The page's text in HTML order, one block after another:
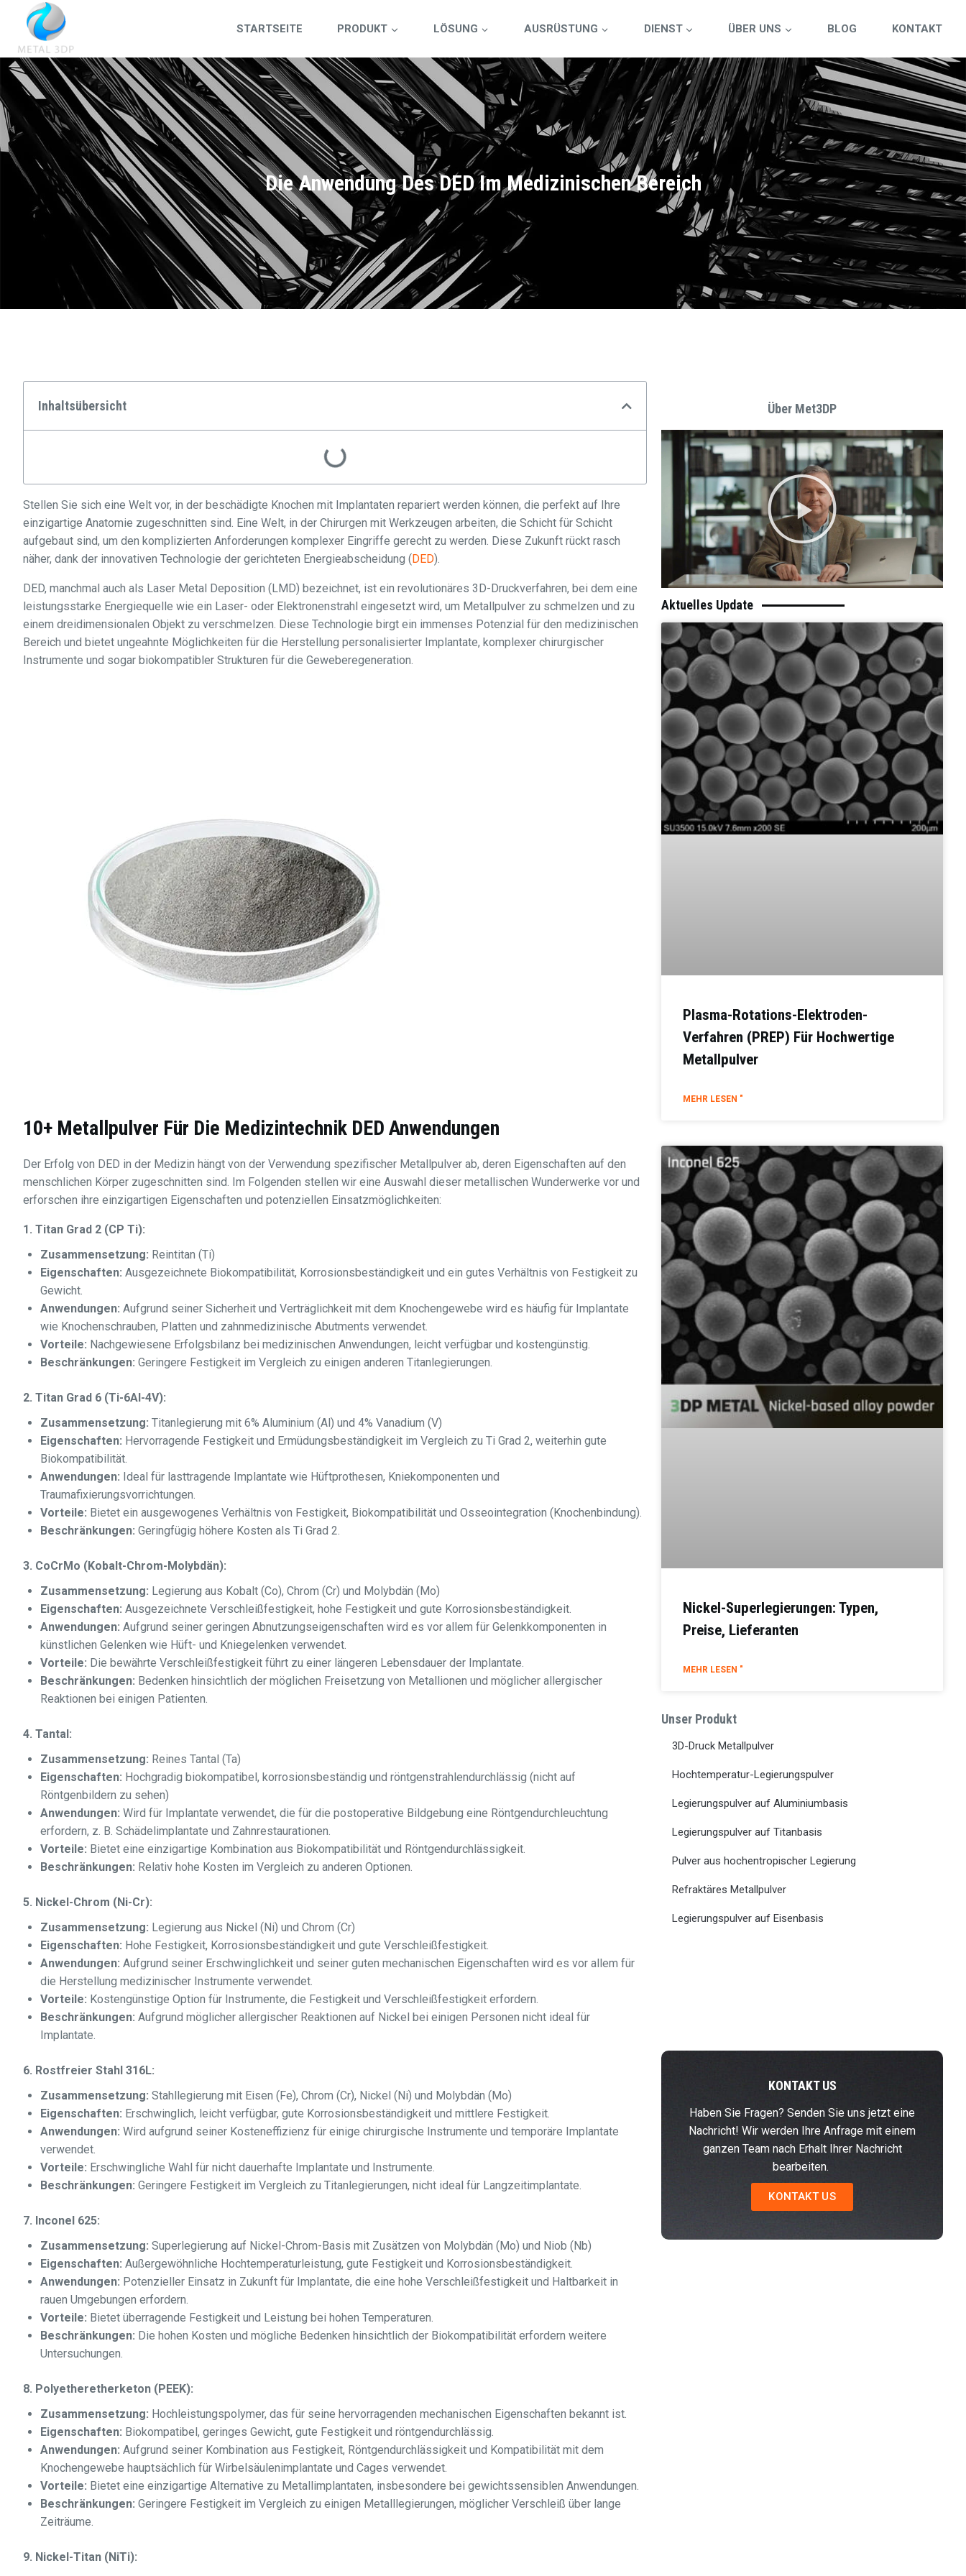
STARTSEITE PRODUKT LÖSUNG AUSRÜSTUNG DIENST ÜBER UNS BLOG KONTAKT
Die Anwendung Des DED Im Medizinischen Bereich
Inhaltsübersicht
Stellen Sie sich eine Welt vor, in der beschädigte Knochen mit Implantaten repariert werden können, die perfekt auf Ihre
einzigartige Anatomie zugeschnitten sind. Eine Welt, in der Chirurgen mit Werkzeugen arbeiten, die Schicht für Schicht
aufgebaut sind, um den komplizierten Anforderungen komplexer Eingriffe gerecht zu werden. Diese Zukunft rückt rasch
näher, dank der innovativen Technologie der gerichteten Energieabscheidung (DED).
DED, manchmal auch als Laser Metal Deposition (LMD) bezeichnet, ist ein revolutionäres 3D-Druckverfahren, bei dem eine
leistungsstarke Energiequelle wie ein Laser- oder Elektronenstrahl eingesetzt wird, um Metallpulver zu schmelzen und zu
einem dreidimensionalen Objekt zu verschmelzen. Diese Technologie birgt ein immenses Potenzial für den medizinischen
Bereich und bietet ungeahnte Möglichkeiten für die Herstellung personalisierter Implantate, komplexer chirurgischer
Instrumente und sogar biokompatibler Strukturen für die Geweberegeneration.
10+ Metallpulver Für Die Medizintechnik DED Anwendungen
Der Erfolg von DED in der Medizin hängt von der Verwendung spezifischer Metallpulver ab, deren Eigenschaften auf den
menschlichen Körper zugeschnitten sind. Im Folgenden stellen wir eine Auswahl dieser metallischen Wunderwerke vor und
erforschen ihre einzigartigen Eigenschaften und potenziellen Einsatzmöglichkeiten:
1. Titan Grad 2 (CP Ti):
Zusammensetzung: Reintitan (Ti)
Eigenschaften: Ausgezeichnete Biokompatibilität, Korrosionsbeständigkeit und ein gutes Verhältnis von Festigkeit zu
Gewicht.
Anwendungen: Aufgrund seiner Sicherheit und Verträglichkeit mit dem Knochengewebe wird es häufig für Implantate
wie Knochenschrauben, Platten und zahnmedizinische Abutments verwendet.
Vorteile: Nachgewiesene Erfolgsbilanz bei medizinischen Anwendungen, leicht verfügbar und kostengünstig.
Beschränkungen: Geringere Festigkeit im Vergleich zu einigen anderen Titanlegierungen.
2. Titan Grad 6 (Ti-6Al-4V):
Zusammensetzung: Titanlegierung mit 6% Aluminium (Al) und 4% Vanadium (V)
Eigenschaften: Hervorragende Festigkeit und Ermüdungsbeständigkeit im Vergleich zu Ti Grad 2, weiterhin gute
Biokompatibilität.
Anwendungen: Ideal für lasttragende Implantate wie Hüftprothesen, Kniekomponenten und
Traumafixierungsvorrichtungen.
Vorteile: Bietet ein ausgewogenes Verhältnis von Festigkeit, Biokompatibilität und Osseointegration (Knochenbindung).
Beschränkungen: Geringfügig höhere Kosten als Ti Grad 2.
3. CoCrMo (Kobalt-Chrom-Molybdän):
Zusammensetzung: Legierung aus Kobalt (Co), Chrom (Cr) und Molybdän (Mo)
Eigenschaften: Ausgezeichnete Verschleißfestigkeit, hohe Festigkeit und gute Korrosionsbeständigkeit.
Anwendungen: Aufgrund seiner geringen Abnutzungseigenschaften wird es vor allem für Gelenkkomponenten in
künstlichen Gelenken wie Hüft- und Kniegelenken verwendet.
Vorteile: Die bewährte Verschleißfestigkeit führt zu einer längeren Lebensdauer der Implantate.
Beschränkungen: Bedenken hinsichtlich der möglichen Freisetzung von Metallionen und möglicher allergischer
Reaktionen bei einigen Patienten.
4. Tantal:
Zusammensetzung: Reines Tantal (Ta)
Eigenschaften: Hochgradig biokompatibel, korrosionsbeständig und röntgenstrahlendurchlässig (nicht auf
Röntgenbildern zu sehen)
Anwendungen: Wird für Implantate verwendet, die für die postoperative Bildgebung eine Röntgendurchleuchtung
erfordern, z. B. Schädelimplantate und Zahnrestaurationen.
Vorteile: Bietet eine einzigartige Kombination aus Biokompatibilität und Röntgendurchlässigkeit.
Beschränkungen: Relativ hohe Kosten im Vergleich zu anderen Optionen.
5. Nickel-Chrom (Ni-Cr):
Zusammensetzung: Legierung aus Nickel (Ni) und Chrom (Cr)
Eigenschaften: Hohe Festigkeit, Korrosionsbeständigkeit und gute Verschleißfestigkeit.
Anwendungen: Aufgrund seiner Erschwinglichkeit und seiner guten mechanischen Eigenschaften wird es vor allem für
die Herstellung medizinischer Instrumente verwendet.
Vorteile: Kostengünstige Option für Instrumente, die Festigkeit und Verschleißfestigkeit erfordern.
Beschränkungen: Aufgrund möglicher allergischer Reaktionen auf Nickel bei einigen Personen nicht ideal für
Implantate.
6. Rostfreier Stahl 316L:
Zusammensetzung: Stahllegierung mit Eisen (Fe), Chrom (Cr), Nickel (Ni) und Molybdän (Mo)
Eigenschaften: Erschwinglich, leicht verfügbar, gute Korrosionsbeständigkeit und mittlere Festigkeit.
Anwendungen: Wird aufgrund seiner Kosteneffizienz für einige chirurgische Instrumente und temporäre Implantate
verwendet.
Vorteile: Erschwingliche Wahl für nicht dauerhafte Implantate und Instrumente.
Beschränkungen: Geringere Festigkeit im Vergleich zu Titanlegierungen, nicht ideal für Langzeitimplantate.
7. Inconel 625:
Zusammensetzung: Superlegierung auf Nickel-Chrom-Basis mit Zusätzen von Molybdän (Mo) und Niob (Nb)
Eigenschaften: Außergewöhnliche Hochtemperaturleistung, gute Festigkeit und Korrosionsbeständigkeit.
Anwendungen: Potenzieller Einsatz in Zukunft für Implantate, die eine hohe Verschleißfestigkeit und Haltbarkeit in
rauen Umgebungen erfordern.
Vorteile: Bietet überragende Festigkeit und Leistung bei hohen Temperaturen.
Beschränkungen: Die hohen Kosten und mögliche Bedenken hinsichtlich der Biokompatibilität erfordern weitere
Untersuchungen.
8. Polyetheretherketon (PEEK):
Zusammensetzung: Hochleistungspolymer, das für seine hervorragenden mechanischen Eigenschaften bekannt ist.
Eigenschaften: Biokompatibel, geringes Gewicht, gute Festigkeit und röntgendurchlässig.
Anwendungen: Aufgrund seiner Kombination aus Festigkeit, Röntgendurchlässigkeit und Kompatibilität mit dem
Knochengewebe hauptsächlich für Wirbelsäulenimplantate und Cages verwendet.
Vorteile: Bietet eine einzigartige Alternative zu Metallimplantaten, insbesondere bei gewichtssensiblen Anwendungen.
Beschränkungen: Geringere Festigkeit im Vergleich zu einigen Metalllegierungen, möglicher Verschleiß über lange
Zeiträume.
9. Nickel-Titan (NiTi):
Über Met3DP
Aktuelles Update
Plasma-Rotations-Elektroden-
Verfahren (PREP) Für Hochwertige
Metallpulver
MEHR LESEN "
Nickel-Superlegierungen: Typen,
Preise, Lieferanten
MEHR LESEN "
Unser Produkt
3D-Druck Metallpulver
Hochtemperatur-Legierungspulver
Legierungspulver auf Aluminiumbasis
Legierungspulver auf Titanbasis
Pulver aus hochentropischer Legierung
Refraktäres Metallpulver
Legierungspulver auf Eisenbasis
KONTAKT US
Haben Sie Fragen? Senden Sie uns jetzt eine
Nachricht! Wir werden Ihre Anfrage mit einem
ganzen Team nach Erhalt Ihrer Nachricht
bearbeiten.
KONTAKT US